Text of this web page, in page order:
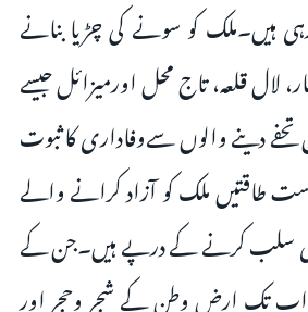
ہیں۔ملک کو سونے کی چڑیا بنانے
لال قلعہ، تاج محل اورمیزائل جیسے
تحفے دینے والوں سےوفاداری کا ثبوت
طاقتیں ملک کو آزاد کرانے والے
سلب کرنے کے درپے ہیں۔جن کے
اب تک ارضِ وطن کے شجر وحجر اور